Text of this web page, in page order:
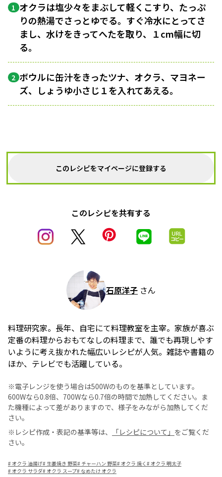
1 オクラは塩少々をまぶして軽くこすり、たっぷ
りの熱湯でさっとゆでる。すぐ冷水にとってさ
まし、水けをきってへたを取り、１cm幅に切
る。
2 ボウルに缶汁をきったツナ、オクラ、マヨネー
ズ、しょうゆ小さじ１を入れてあえる。
このレシピをマイページに登録する
このレシピを共有する
石原洋子 さん
料理研究家。長年、自宅にて料理教室を主宰。家族が喜ぶ
定番の料理からおもてなしの料理まで、誰でも再現しやす
いように考え抜かれた幅広いレシピが人気。雑誌や書籍の
ほか、テレビでも活躍している。
※電子レンジを使う場合は500Wのものを基準としています。
600Wなら0.8倍、700Wなら0.7倍の時間で加熱してください。ま
た機種によって差がありますので、様子をみながら加熱してくだ
さい。
※レシピ作成・表記の基準等は、
「レシピについて」 をご覧くだ
さい。
#オクラ 油揚げ# 生姜焼き 野菜# チャーハン 野菜#オクラ 焼く #オクラ 明太子
#オクラ サラダ#オクラ スープ# なめたけ オクラ